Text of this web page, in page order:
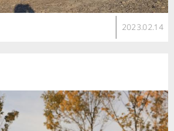
2023.02.14